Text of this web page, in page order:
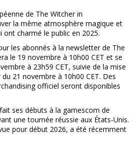
de The Witcher in
la même atmosphère magique et
ont charmé le public en 2025.
les abonnés à la newsletter de The
le 19 novembre à 10h00 CET et se
à 23h59 CET, suivie de la mise
21 novembre à 10h00 CET. Des
officiel seront disponibles
ses débuts à la gamescom de
une tournée réussie aux États-Unis.
pour début 2026, a été récemment